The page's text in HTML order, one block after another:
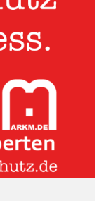
lieber Super
des
Der
auf die
Verunsicherung
ärgerlich. Ich habe
Monaten